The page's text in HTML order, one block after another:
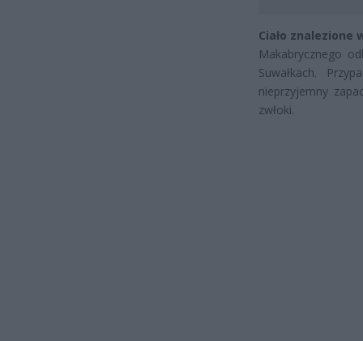
Ciało znalezione
Makabrycznego
Suwałkach.
nieprzyjemny
zwłoki.